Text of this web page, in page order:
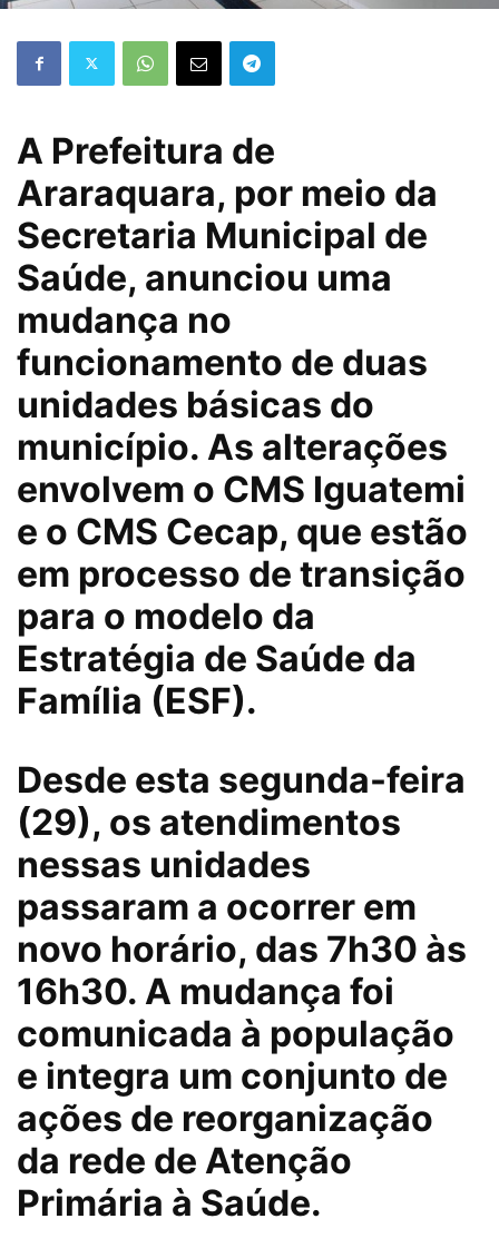
A Prefeitura de
Araraquara, por meio da
Secretaria Municipal de
Saúde, anunciou uma
mudança no
funcionamento de duas
unidades básicas do
município. As alterações
envolvem o CMS Iguatemi
e o CMS Cecap, que estão
em processo de transição
para o modelo da
Estratégia de Saúde da
Família (ESF).
Desde esta segunda-feira
(29), os atendimentos
nessas unidades
passaram a ocorrer em
novo horário, das 7h30 às
16h30. A mudança foi
comunicada à população
e integra um conjunto de
ações de reorganização
da rede de Atenção
Primária à Saúde.